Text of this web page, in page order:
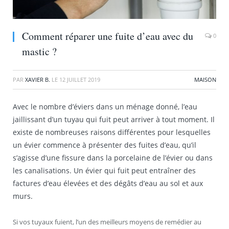
Comment réparer une fuite d’eau avec du
mastic ?
0
PAR XAVIER B. LE 12 JUILLET 2019 MAISON
Avec le nombre d’éviers dans un ménage donné, l’eau
jaillissant d’un tuyau qui fuit peut arriver à tout moment. Il
existe de nombreuses raisons différentes pour lesquelles
un évier commence à présenter des fuites d’eau, qu’il
s’agisse d’une fissure dans la porcelaine de l’évier ou dans
les canalisations. Un évier qui fuit peut entraîner des
factures d’eau élevées et des dégâts d’eau au sol et aux
murs.
Si vos tuyaux fuient, l’un des meilleurs moyens de remédier au